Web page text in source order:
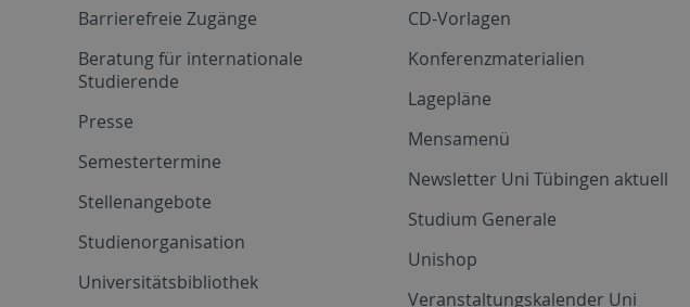
Barrierefreie Zugänge
Beratung für internationale
Studierende
Presse
Semestertermine
Stellenangebote
Studienorganisation
Universitätsbibliothek
CD-Vorlagen
Konferenzmaterialien
Lagepläne
Mensamenü
Newsletter Uni Tübingen aktuell
Studium Generale
Unishop
Veranstaltungskalender Uni